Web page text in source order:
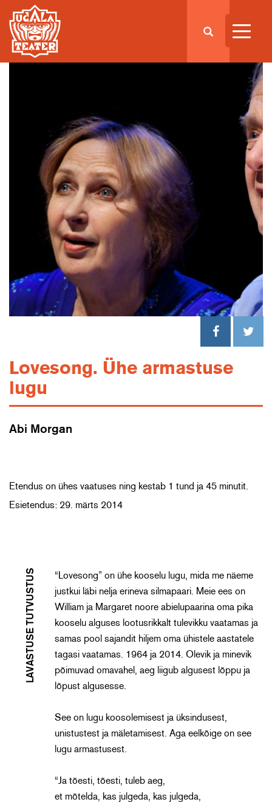
Lovesong. Ühe armastuse
lugu
Abi Morgan
Etendus on ühes vaatuses ning kestab 1 tund ja 45 minutit.
Esietendus: 29. märts 2014
LAVASTUSE TUTVUSTUS
“Lovesong” on ühe kooselu lugu, mida me näeme
justkui läbi nelja erineva silmapaari. Meie ees on
William ja Margaret noore abielupaarina oma pika
kooselu alguses lootusrikkalt tulevikku vaatamas ja
samas pool sajandit hiljem oma ühistele aastatele
tagasi vaatamas. 1964 ja 2014. Olevik ja minevik
põimuvad omavahel, aeg liigub algusest lõppu ja
lõpust algusesse.
See on lugu koosolemisest ja üksindusest,
unistustest ja mäletamisest. Aga eelkõige on see
lugu armastusest.
“Ja tõesti, tõesti, tuleb aeg,
et mõtelda, kas julgeda, kas julgeda,